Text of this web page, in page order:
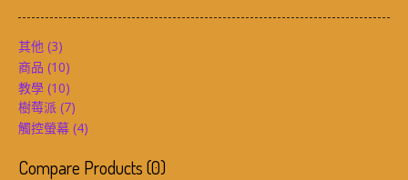
其他 (3)
商品 (10)
教學 (10)
樹莓派 (7)
觸控螢幕 (4)
Compare Products(0)